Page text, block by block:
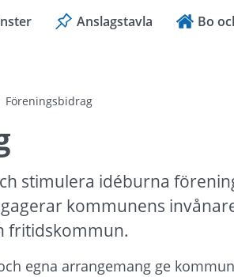
Anslagstavla Bo
Föreningsbidrag
stimulera idéburna
kommunens
fritidskommun.
egna arrangemang ge